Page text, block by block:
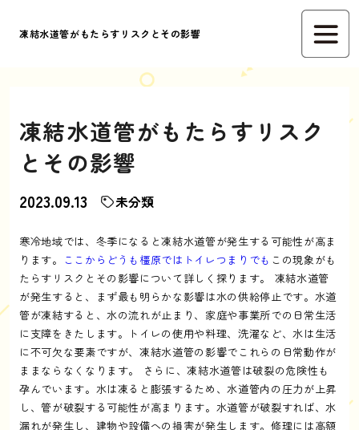
凍結水道管がもたらすリスクとその影響
凍結水道管がもたらすリスク
とその影響
2023.09.13 未分類
寒冷地域では、冬季になると凍結水道管が発生する可能性が高ま
ります。 ここからどうも橿原ではトイレつまりでも この現象がも
たらすリスクとその影響について詳しく探ります。 凍結水道管
が発生すると、まず最も明らかな影響は水の供給停止です。水道
管が凍結すると、水の流れが止まり、家庭や事業所での日常生活
に支障をきたします。トイレの使用や料理、洗濯など、水は生活
に不可欠な要素ですが、凍結水道管の影響でこれらの日常動作が
ままならなくなります。 さらに、凍結水道管は破裂の危険性も
孕んでいます。水は凍ると膨張するため、水道管内の圧力が上昇
し、管が破裂する可能性が高まります。水道管が破裂すれば、水
漏れが発生し、建物や設備への損害が発生します。修理には高額